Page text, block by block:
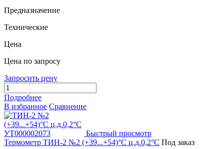
Предназначение
Технические
Цена
Цена по запросу
Запросить цену
Подробнее
В избранное Сравнение
Быстрый просмотр
Термометр ТИН-2 №2 (+39...+54)°С ц.д.0,2°С Под заказ